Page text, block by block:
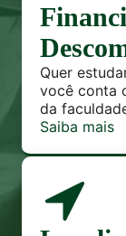
Quer
você conta
da